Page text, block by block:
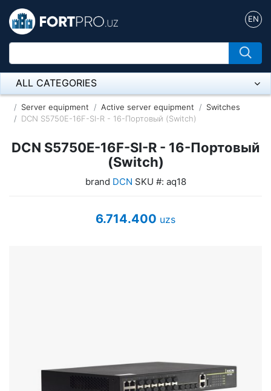
EN
ALL CATEGORIES
Микрофон
Оборудование Mikrotik
Mouses and keybords
Server equipment Active server equipment
Switches
DCN S5750E-16F-SI-R - 16-Портовый (Switch)
DCN S5750E-16F-SI-R - 16-Портовый
(Switch)
brand DCN SKU #: aq18
6.714.400 uzs